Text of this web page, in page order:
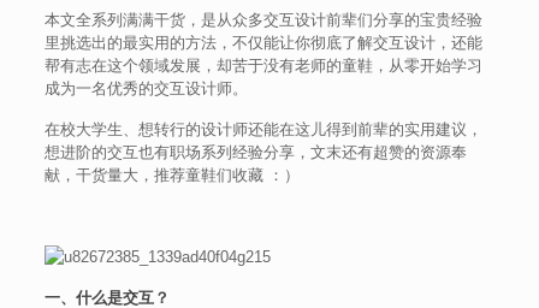
本文全系列满满干货，是从众多交互设计前辈们分享的宝贵经验
里挑选出的最实用的方法，不仅能让你彻底了解交互设计，还能
帮有志在这个领域发展，却苦于没有老师的童鞋，从零开始学习
成为一名优秀的交互设计师。
在校大学生、想转行的设计师还能在这儿得到前辈的实用建议，
想进阶的交互也有职场系列经验分享，文末还有超赞的资源奉
献，干货量大，推荐童鞋们收藏 ：）
一、什么是交互？